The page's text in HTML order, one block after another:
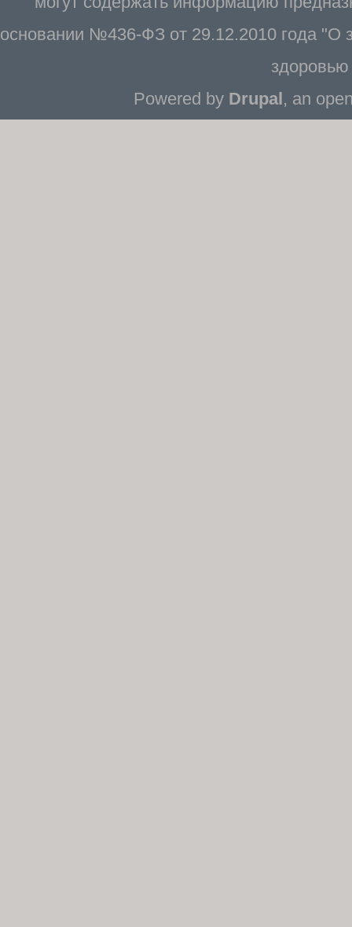
основании №436-ФЗ от 29.12.2010 года "О
Powered by Drupal, an